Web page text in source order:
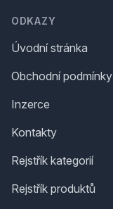
ODKAZY
Úvodní stránka
Obchodní podmínky
Inzerce
Kontakty
Rejstřík kategorií
Rejstřík produktů